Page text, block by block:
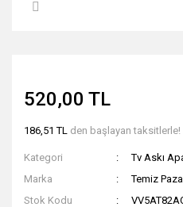
520,00 TL
186,51 TL den başlayan taksitlerle!
Kategori
Tv Askı
Marka
Temiz
Stok Kodu